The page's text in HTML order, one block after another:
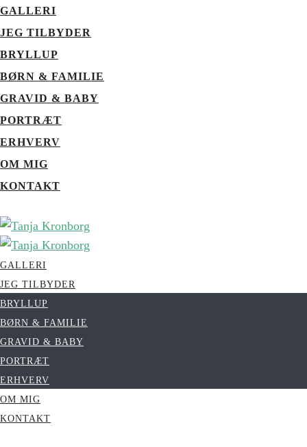
GALLERI
JEG TILBYDER
BRYLLUP
BØRN & FAMILIE
GRAVID & BABY
PORTRÆT
ERHVERV
OM MIG
KONTAKT
GALLERI
JEG TILBYDER
BRYLLUP
BØRN & FAMILIE
GRAVID & BABY
PORTRÆT
ERHVERV
OM MIG
KONTAKT